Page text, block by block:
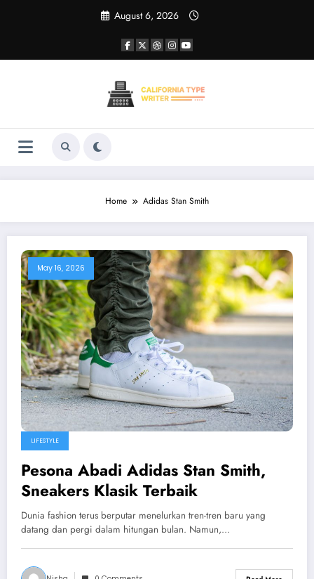
August 6, 2026
Home Adidas Stan Smith
May 16, 2026
LIFESTYLE
Pesona Abadi Adidas Stan Smith,
Sneakers Klasik Terbaik
Dunia fashion terus berputar menelurkan tren-tren baru yang
datang dan pergi dalam hitungan bulan. Namun,…